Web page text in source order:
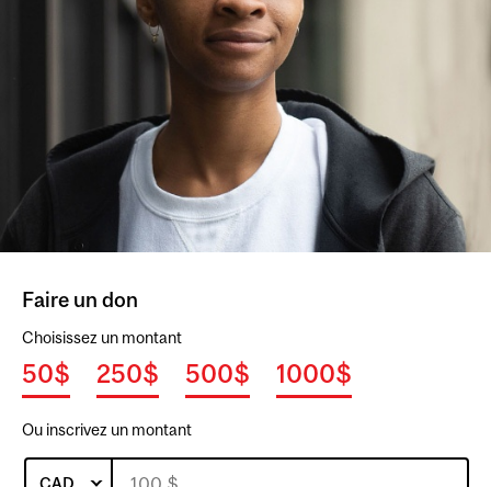
Faire un don
Choisissez un montant
50$ 250$ 500$ 1000$
Ou inscrivez un montant